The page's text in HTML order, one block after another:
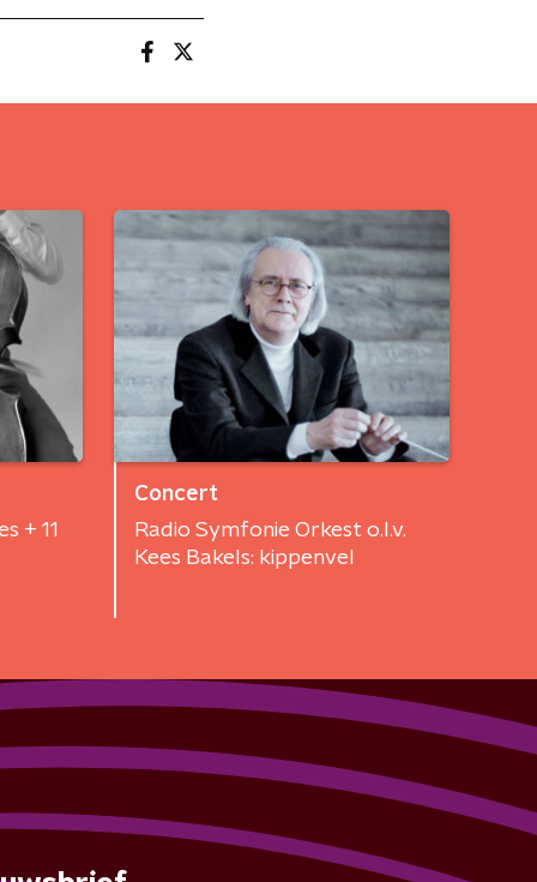
+ 11
Concert
Radio Symfonie Orkest o.l.v.
Kees Bakels: kippenvel